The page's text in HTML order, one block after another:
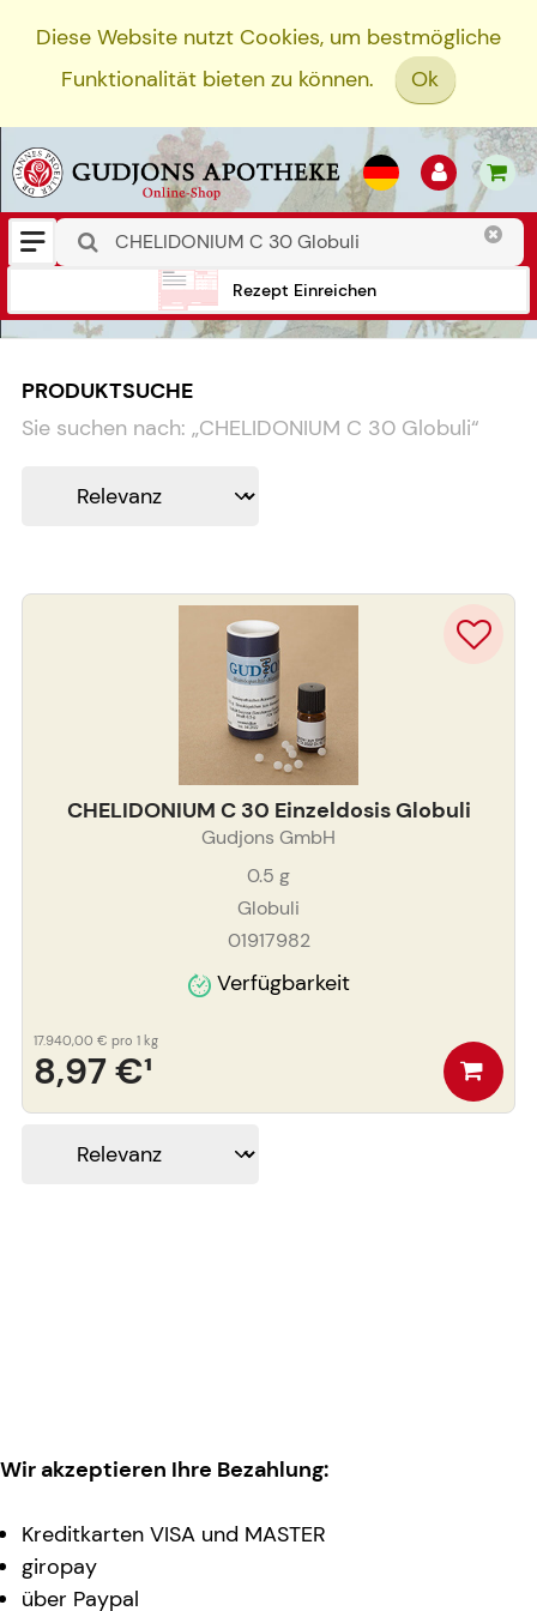
Diese Website nutzt Cookies, um bestmögliche
Funktionalität bieten zu können.
Ok
Rezept Einreichen
PRODUKTSUCHE
Sie suchen nach: „CHELIDONIUM C 30 Globuli“
CHELIDONIUM C 30 Einzeldosis Globuli
Gudjons GmbH
0.5 g
Globuli
01917982
Verfügbarkeit
8,97 €¹
17.940,00 € pro 1 kg
Wir akzeptieren Ihre Bezahlung:
Kreditkarten VISA und MASTER
giropay
über Paypal